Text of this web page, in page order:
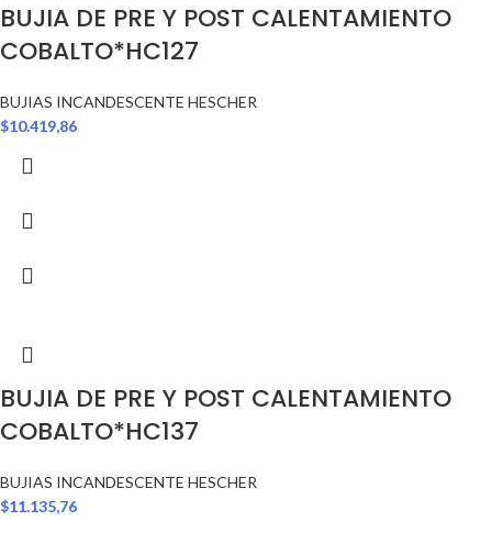
BUJIA DE PRE Y POST CALENTAMIENTO
COBALTO*HC127
BUJIAS INCANDESCENTE HESCHER
$10.419,86
BUJIA DE PRE Y POST CALENTAMIENTO
COBALTO*HC137
BUJIAS INCANDESCENTE HESCHER
$11.135,76